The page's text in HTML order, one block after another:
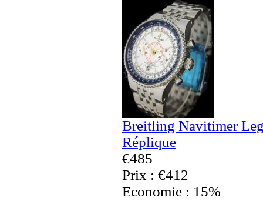
Breitling Navitimer
Réplique
€485
Prix : €412
Economie : 15%